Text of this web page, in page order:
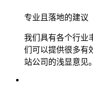
专业且落地的建议
我们具有各个行业
们可以提供很多有
站公司的浅显意见。